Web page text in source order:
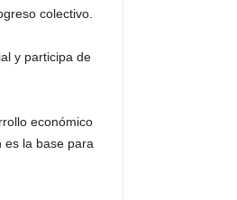
colectivo.
y participa de
económico
es la base para